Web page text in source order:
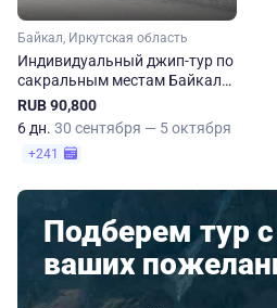
Байкал, Иркутская область
Индивидуальный джип-тур по
сакральным местам Байкала.
Зима-весна
RUB 90,800
6 дн. 30 сентября — 5 октября
+241
Подберем тур
ваших